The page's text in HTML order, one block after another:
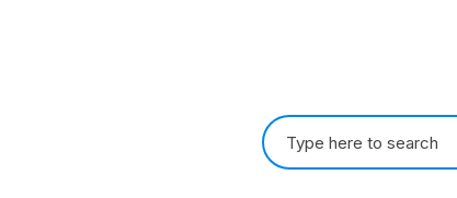
Search
for: